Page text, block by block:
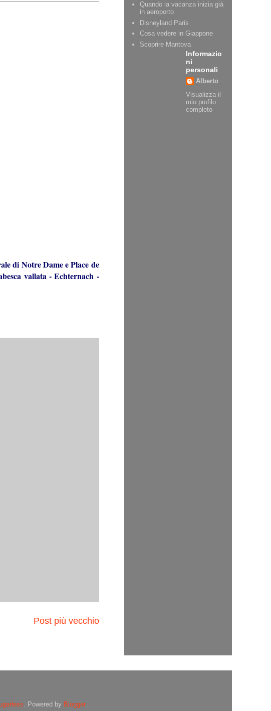
di Notre Dame e Place de
vallata -Echternach -
Post più vecchio
Quando la vacanza inizia già
in aeroporto
Disneyland Paris
Cosa vedere in Giappone
Scoprire Mantova
Informazio
ni
personali
Alberto
Visualizza il
mio profilo
completo
. Powered by Blogger.